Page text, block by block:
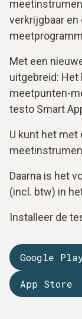
verkrijgbaar
Met een
uitgebreid: Het
meetpunten-
testo Smart
U kunt het
Daarna is het
(incl. btw) in
Installeer de
Google
App Store